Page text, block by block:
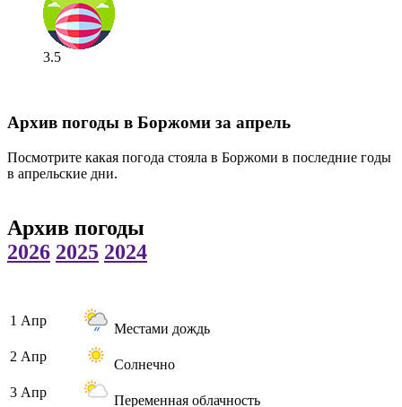
3.5
Архив погоды в Боржоми за апрель
Посмотрите какая погода стояла в Боржоми в последние годы
в апрельские дни.
Архив погоды
2026 2025 2024
1 Апр
Местами дождь
2 Апр
Солнечно
3 Апр
Переменная облачность